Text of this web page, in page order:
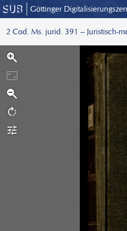
Göttinger
2 Cod. Ms. jurid. 391 – Juristisch-